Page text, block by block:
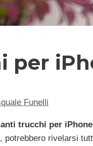
per
Funelli
trucchi per
potrebbero rivelarsi